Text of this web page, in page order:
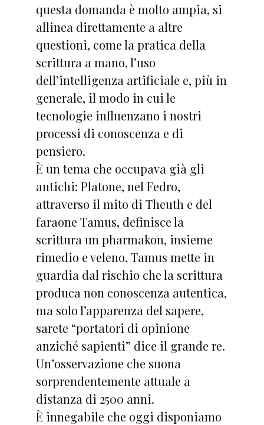
questa domanda è molto ampia, si
allinea direttamente a altre
questioni, come la pratica della
scrittura a mano, l’uso
dell’intelligenza artificiale e, più in
generale, il modo in cui le
tecnologie influenzano i nostri
processi di conoscenza e di
pensiero.
È un tema che occupava già gli
antichi: Platone, nel Fedro,
attraverso il mito di Theuth e del
faraone Tamus, definisce la
scrittura un pharmakon, insieme
rimedio e veleno. Tamus mette in
guardia dal rischio che la scrittura
produca non conoscenza autentica,
ma solo l’apparenza del sapere,
sarete “portatori di opinione
anziché sapienti” dice il grande re.
Un’osservazione che suona
sorprendentemente attuale a
distanza di 2500 anni.
È innegabile che oggi disponiamo